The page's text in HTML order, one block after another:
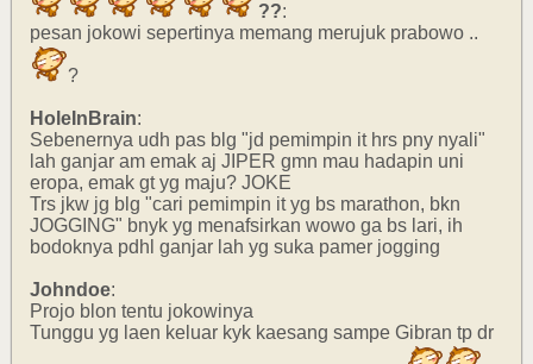
??:
pesan jokowi sepertinya memang merujuk prabowo ..
?
HoleInBrain:
Sebenernya udh pas blg "jd pemimpin it hrs pny nyali"
lah ganjar am emak aj JIPER gmn mau hadapin uni
eropa, emak gt yg maju? JOKE
Trs jkw jg blg "cari pemimpin it yg bs marathon, bkn
JOGGING" bnyk yg menafsirkan wowo ga bs lari, ih
bodoknya pdhl ganjar lah yg suka pamer jogging
Johndoe:
Projo blon tentu jokowinya
Tunggu yg laen keluar kyk kaesang sampe Gibran tp dr